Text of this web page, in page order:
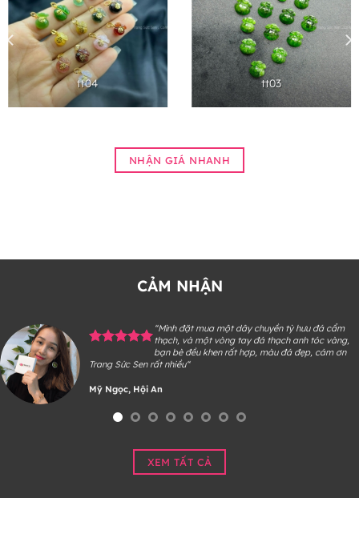
tt04 tt03
NHẬN GIÁ NHANH
CẢM NHẬN
“Mình đặt mua một dây chuyền tỳ hưu đá cẩm
thạch, và một vòng tay đá thạch anh tóc vàng,
bạn bè đều khen rất hợp, màu đá đẹp, cám ơn
Trang Sức Sen rất nhiều“
Mỹ Ngọc, Hội An
XEM TẤT CẢ